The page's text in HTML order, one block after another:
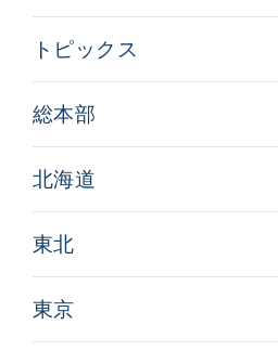
トピックス
総本部
北海道
東北
東京